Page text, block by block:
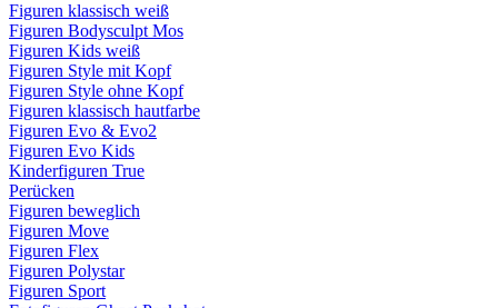
Figuren klassisch weiß
Figuren Bodysculpt Mos
Figuren Kids weiß
Figuren Style mit Kopf
Figuren Style ohne Kopf
Figuren klassisch hautfarbe
Figuren Evo & Evo2
Figuren Evo Kids
Kinderfiguren True
Perücken
Figuren beweglich
Figuren Move
Figuren Flex
Figuren Polystar
Figuren Sport